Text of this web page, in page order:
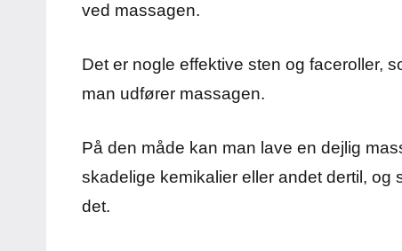
ved massagen.
Det er nogle effektive sten og faceroller,
man udfører massagen.
På den måde kan man lave en dejlig
skadelige kemikalier eller andet dertil, og
det.